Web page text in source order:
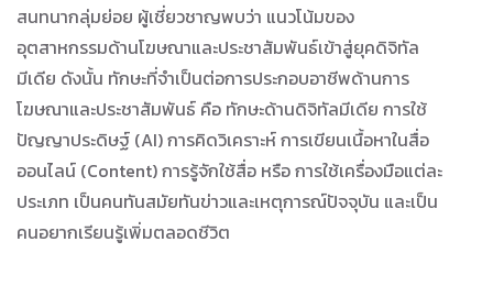
สนทนากลุ่มย่อย ผู้เชี่ยวชาญพบว่า แนวโน้มของ
อุตสาหกรรมด้านโฆษณาและประชาสัมพันธ์เข้าสู่ยุคดิจิทัล
มีเดีย ดังนั้น ทักษะที่จำเป็นต่อการประกอบอาชีพด้านการ
โฆษณาและประชาสัมพันธ์ คือ ทักษะด้านดิจิทัลมีเดีย การใช้
ปัญญาประดิษฐ์ (AI) การคิดวิเคราะห์ การเขียนเนื้อหาในสื่อ
ออนไลน์ (Content) การรู้จักใช้สื่อ หรือ การใช้เครื่องมือแต่ละ
ประเภท เป็นคนทันสมัยทันข่าวและเหตุการณ์ปัจจุบัน และเป็น
คนอยากเรียนรู้เพิ่มตลอดชีวิต